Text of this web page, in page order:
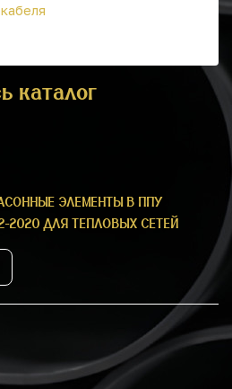
каталог
ЭЛЕМЕНТЫ В ППУ
2020 ДЛЯ ТЕПЛОВЫХ СЕТЕЙ